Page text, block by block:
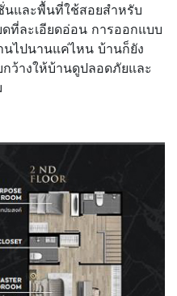
นและพื้นที่ใช้สอยสำหรับ
ที่ละเอียดอ่อน การออกแบบ
นไปนานแค่ไหน บ้านก็ยัง
ว้างให้บ้านดูปลอดภัยและ